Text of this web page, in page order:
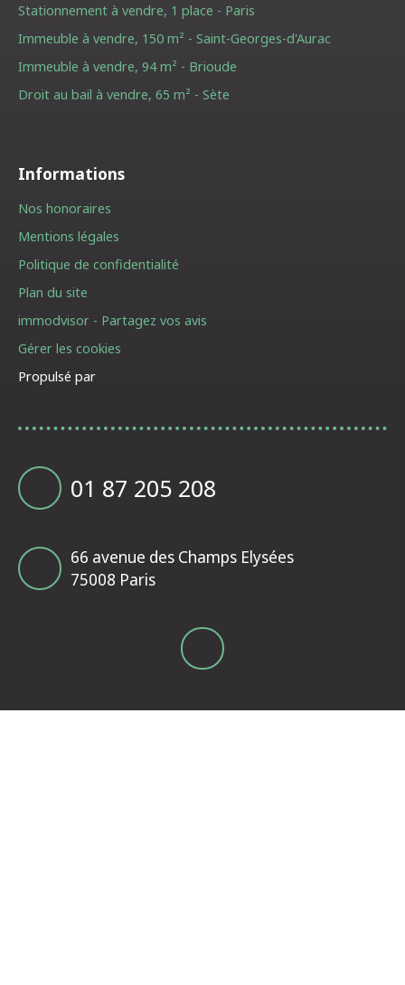
Stationnement à vendre, 1 place - Paris
Immeuble à vendre, 150 m² - Saint-Georges-d'Aurac
Immeuble à vendre, 94 m² - Brioude
Droit au bail à vendre, 65 m² - Sète
Informations
Nos honoraires
Mentions légales
Politique de confidentialité
Plan du site
immodvisor - Partagez vos avis
Gérer les cookies
Propulsé par
01 87 205 208
66 avenue des Champs Elysées
75008 Paris